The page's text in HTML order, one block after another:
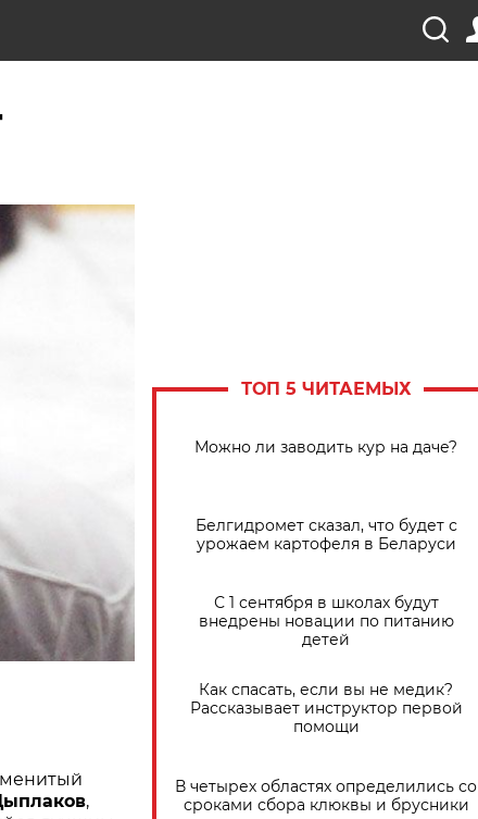
,
ТОП 5 ЧИТАЕМЫХ
Можно ли заводить кур на даче?
Белгидромет сказал, что будет с
урожаем картофеля в Беларуси
С 1 сентября в школах будут
внедрены новации по питанию
детей
Как спасать, если вы не медик?
Рассказывает инструктор первой
помощи
В четырех областях определились со
сроками сбора клюквы и брусники